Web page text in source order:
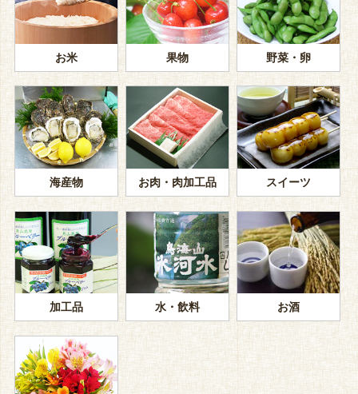
お米 果物 野菜・卵
海産物 お肉・肉加工品 スイーツ
加工品 水・飲料 お酒